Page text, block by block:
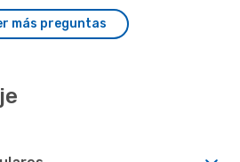
más preguntas